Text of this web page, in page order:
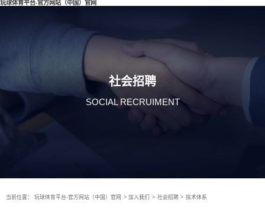
玩球体育平台-官方网站（中国）官网
社会招聘
SOCIAL RECRUIMENT
当前位置： 玩球体育平台-官方网站（中国）官网 > 加入我们 > 社会招聘 > 技术体系